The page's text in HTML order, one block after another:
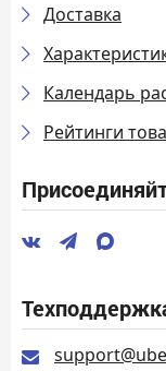
Доставка
Календарь
Рейтинги